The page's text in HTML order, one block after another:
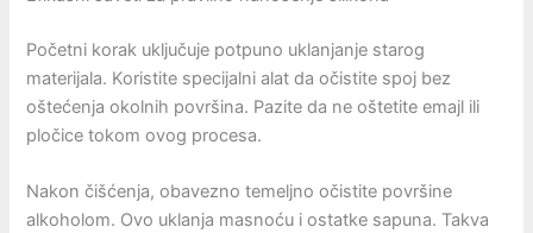
Početni korak uključuje potpuno uklanjanje starog
materijala. Koristite specijalni alat da očistite spoj bez
oštećenja okolnih površina. Pazite da ne oštetite emajl ili
pločice tokom ovog procesa.
Nakon čišćenja, obavezno temeljno očistite površine
alkoholom. Ovo uklanja masnoću i ostatke sapuna. Takva